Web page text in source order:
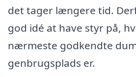
det tager længere tid.
god idé at have styr på,
nærmeste godkendte
genbrugsplads er.